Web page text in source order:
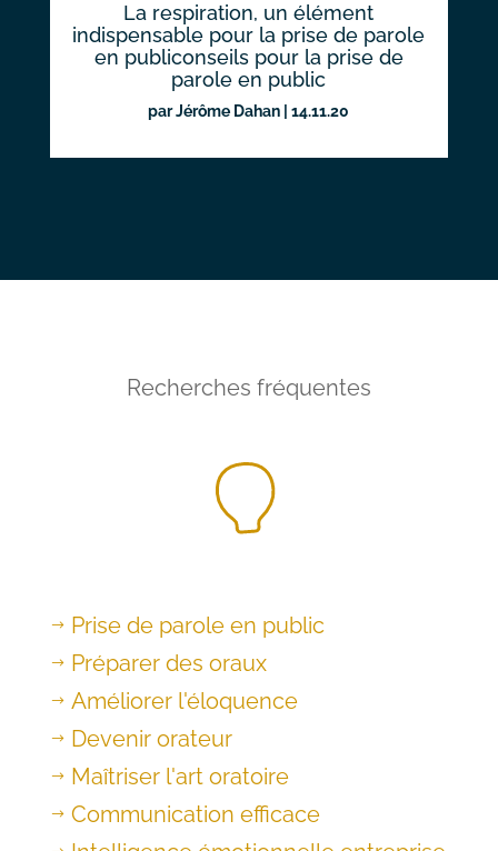
La respiration, un élément
indispensable pour la prise de parole
en publiconseils pour la prise de
parole en public
parJérôme Dahan |14.11.20
Recherches fréquentes
$ Prise de parole en public
$ Préparer des oraux
$ Améliorer l'éloquence
$ Devenir orateur
$ Maîtriser l'art oratoire
$ Communication efficace